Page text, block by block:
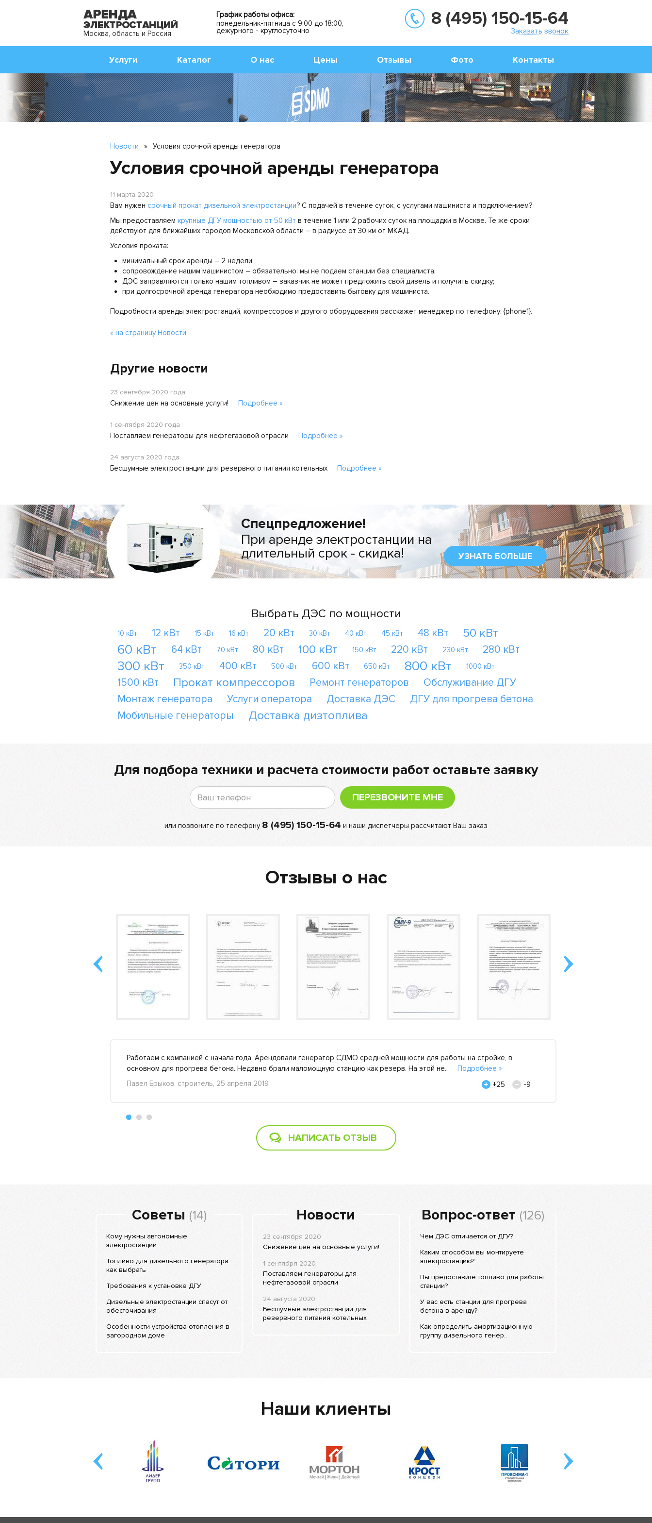
Москва, область и Россия
График работы офиса:
понедельник-пятница с 9:00 до 18:00,
дежурного - круглосуточно
8 (495) 150-15-64
Заказать звонок
Услуги Каталог О нас Цены Отзывы Фото Контакты
Новости » Условия срочной аренды генератора
Условия срочной аренды генератора
11 марта 2020
Вам нужен срочный прокат дизельной электростанции? С подачей в течение суток, с услугами машиниста и подключением?
Мы предоставляем крупные ДГУ мощностью от 50 кВт в течение 1 или 2 рабочих суток на площадки в Москве. Те же сроки
действуют для ближайших городов Московской области – в радиусе от 30 км от МКАД.
Условия проката:
минимальный срок аренды – 2 недели;
сопровождение нашим машинистом – обязательно: мы не подаем станции без специалиста;
ДЭС заправляются только нашим топливом – заказчик не может предложить свой дизель и получить скидку;
при долгосрочной аренда генератора необходимо предоставить бытовку для машиниста.
Подробности аренды электростанций, компрессоров и другого оборудования расскажет менеджер по телефону: {phone1}.
« на страницу Новости
Другие новости
23 сентября 2020 года
Снижение цен на основные услуги! Подробнее »
1 сентября 2020 года
Поставляем генераторы для нефтегазовой отрасли Подробнее »
24 августа 2020 года
Бесшумные электростанции для резервного питания котельных Подробнее »
Спецпредложение!
При аренде электростанции на
длительный срок - скидка!
УЗНАТЬ БОЛЬШЕ
Выбрать ДЭС по мощности
10 кВт 12 кВт 15 кВт 16 кВт 20 кВт 30 кВт 40 кВт 45 кВт 48 кВт 50 кВт
60 кВт 64 кВт 70 кВт 80 кВт 100 кВт 150 кВт 220 кВт 230 кВт 280 кВт
300 кВт 350 кВт 400 кВт 500 кВт 600 кВт 650 кВт 800 кВт 1000 кВт
1500 кВт Прокат компрессоров Ремонт генераторов
Обслуживание ДГУ
Монтаж генератора
Услуги оператора Доставка ДЭС
ДГУ для прогрева бетона
Мобильные генераторы
Доставка дизтоплива
Для подбора техники и расчета стоимости работ оставьте заявку
ПЕРЕЗВОНИТЕ МНЕ
или позвоните по телефону 8 (495) 150-15-64 и наши диспетчеры рассчитают Ваш заказ
Отзывы о нас
Работаем с компанией с начала года. Арендовали генератор СДМО средней мощности для работы на стройке, в
основном для прогрева бетона. Недавно брали маломощную станцию как резерв. На этой не.. Подробнее »
+25
-9
Павел Брыков, строитель, 25 апреля 2019
НАПИСАТЬ ОТЗЫВ
Советы (14)
Кому нужны автономные
электростанции
Топливо для дизельного генератора:
как выбрать
Требования к установке ДГУ
Дизельные электростанции спасут от
обесточивания
Особенности устройства отопления в
загородном доме
Новости
23 сентября 2020
Снижение цен на основные услуги!
1 сентября 2020
Поставляем генераторы для
нефтегазовой отрасли
24 августа 2020
Бесшумные электростанции для
резервного питания котельных
Вопрос-ответ (126)
Чем ДЭС отличается от ДГУ?
Каким способом вы монтируете
электростанцию?
Вы предоставите топливо для работы
станции?
У вас есть станции для прогрева
бетона в аренду?
Как определить амортизационную
группу дизельного генер..
Наши клиенты